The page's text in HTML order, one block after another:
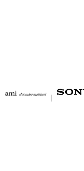
|